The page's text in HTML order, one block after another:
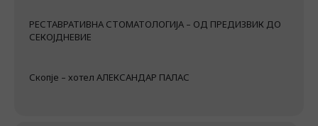
РЕСТАВРАТИВНА СТОМАТОЛОГИЈА – ОД ПРЕДИЗВИК ДО
СЕКОЈДНЕВИЕ
Скопје – хотел АЛЕКСАНДАР ПАЛАС